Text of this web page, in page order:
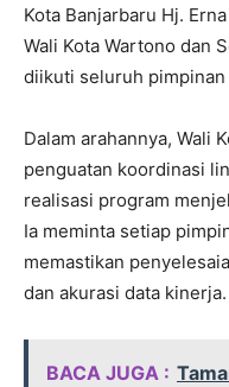
Kota Banjarbaru Hj.
Wali Kota Wartono dan
diikuti seluruh pimpinan
Dalam arahannya, Wali
penguatan koordinasi
realisasi program
Ia meminta setiap
memastikan
dan akurasi data kinerja.
BACA JUGA :